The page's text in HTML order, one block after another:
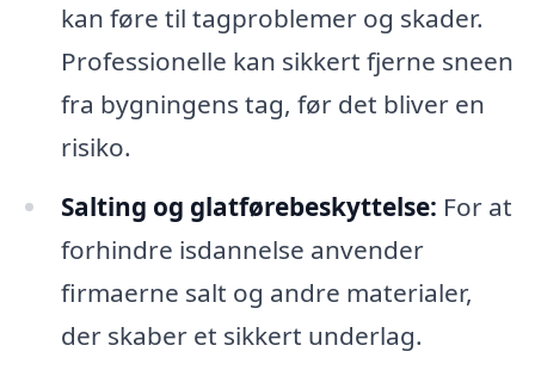
kan føre til tagproblemer og skader.
Professionelle kan sikkert fjerne sneen
fra bygningens tag, før det bliver en
risiko.
Salting og glatførebeskyttelse: For at
forhindre isdannelse anvender
firmaerne salt og andre materialer,
der skaber et sikkert underlag.